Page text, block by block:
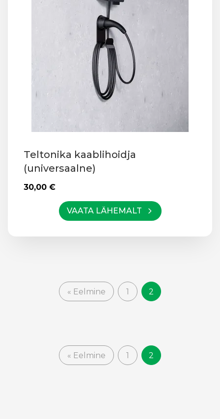
Teltonika kaablihoidja
(universaalne)
30,00 €
VAATA LÄHEMALT
« Eelmine 1 2
« Eelmine 1 2